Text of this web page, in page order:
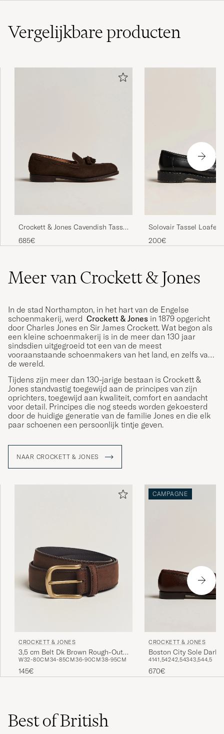
Vergelijkbareproducten
Crockett & Jones Cavendish Tassel
Loafer Dark Brown Suede
685€
Solovair Tassel Loafer
200€
Meer van Crockett & Jones
In de stad Northampton, in het hart van de Engelse
schoenmakerij, werd Crockett & Jones in 1879 opgericht
door Charles Jones en Sir James Crockett. Wat begon als
een kleine schoenmakerij is in de meer dan 130 jaar
sindsdien uitgegroeid tot een van de meest
vooraanstaande schoenmakers van het land, en zelfs van
de wereld.
Tijdens zijn meer dan 130-jarige bestaan is Crockett &
Jones standvastig toegewijd aan de principes van zijn
oprichters, toegewijd aan kwaliteit, comfort en aandacht
voor detail. Principes die nog steeds worden gekoesterd
door de huidige generatie van de familie Jones en die elk
paar schoenen een persoonlijk tintje geven.
NAAR CROCKETT & JONES
CROCKETT & JONES
3,5 cm Belt Dk Brown Rough-Out
Suede
W32-80CM34-85CM36-90CM38-95CM
145€
CAMPAGNE
CROCKETT & JONES
Boston City Sole Dark
4141,54242,54343,544,5
670€
Best of British